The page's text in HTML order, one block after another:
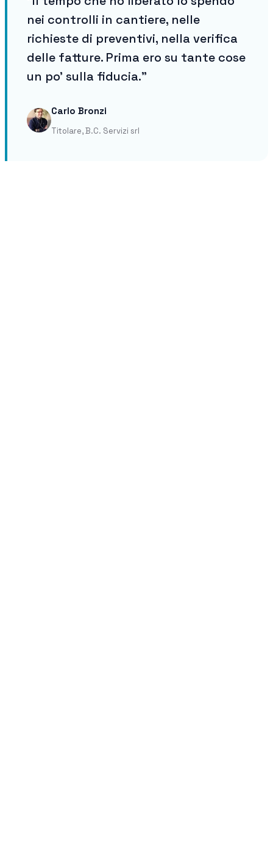
nei controlli in cantiere, nelle
richieste di preventivi, nella verifica
delle fatture. Prima ero su tante cose
un po' sulla fiducia.”
Carlo Bronzi
Titolare, B.C. Servizi srl